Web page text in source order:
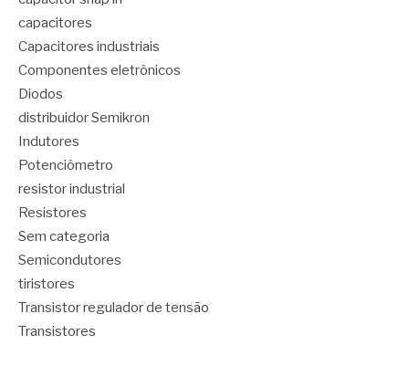
capacitores
Capacitores industriais
Componentes eletrônicos
Diodos
distribuidor Semikron
Indutores
Potenciômetro
resistor industrial
Resistores
Sem categoria
Semicondutores
tiristores
Transistor regulador de tensão
Transistores